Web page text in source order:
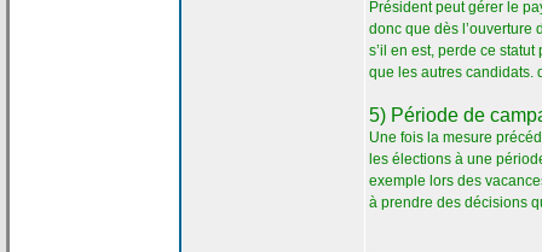
Président peut gérer le
donc que dès l’ouverture
s’il en est, perde ce
que les autres candidats.
5) Période de
Une fois la mesure
les élections à une
exemple lors des
à prendre des décisions